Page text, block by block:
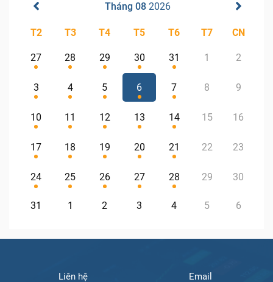
Tháng 08 2026
T2 T3 T4 T5 T6 T7 CN
27 28 29 30 31 1 2
3 4 5 6 7 8 9
10 11 12 13 14 15 16
17 18 19 20 21 22 23
24 25 26 27 28 29 30
31 1 2 3 4 5 6
Liên hệ Email